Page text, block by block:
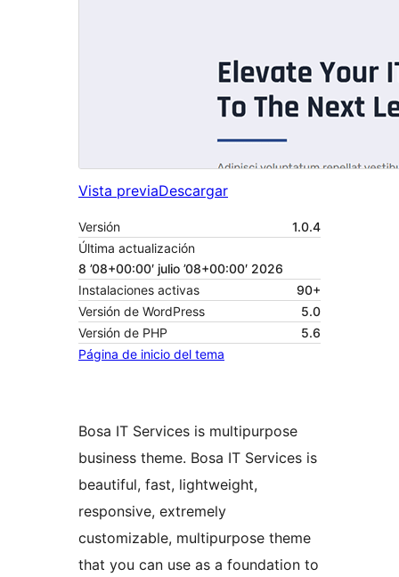
Vista previaDescargar
Versión
1.0.4
Última actualización
8 ’08+00:00′ julio ’08+00:00′ 2026
Instalaciones activas
90+
Versión de WordPress
5.0
Versión de PHP
5.6
Página de inicio del tema
Bosa IT Services is multipurpose
business theme. Bosa IT Services is
beautiful, fast, lightweight,
responsive, extremely
customizable, multipurpose theme
that you can use as a foundation to